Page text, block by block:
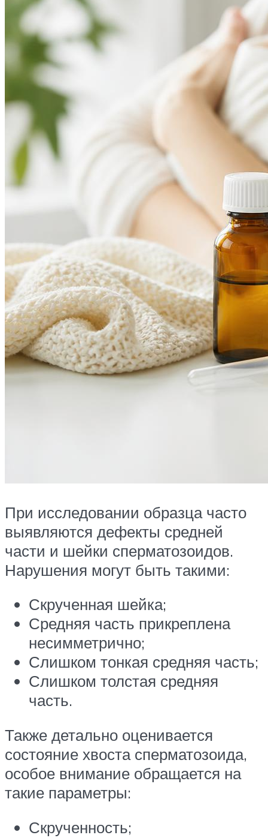
При исследовании образца часто
выявляются дефекты средней
части и шейки сперматозоидов.
Нарушения могут быть такими:
Скрученная шейка;
Средняя часть прикреплена
несимметрично;
Слишком тонкая средняя часть;
Слишком толстая средняя
часть.
Также детально оценивается
состояние хвоста сперматозоида,
особое внимание обращается на
такие параметры:
Скрученность;